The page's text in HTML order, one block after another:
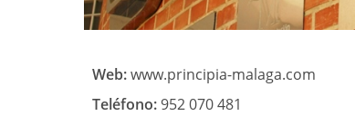
Web: www.principia-malaga.com
Teléfono:952 070 481